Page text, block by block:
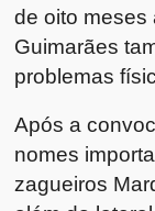
de oito meses
Guimarães
problemas
Após a
nomes
zagueiros